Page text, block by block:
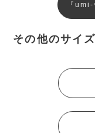
『
その他のサイズ